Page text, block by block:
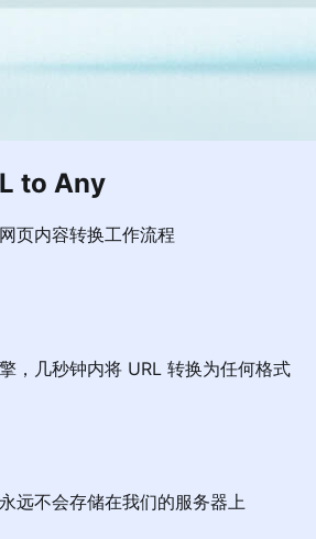
to Any
页内容转换工作流程
，几秒钟内将 URL 转换为任何格式
远不会存储在我们的服务器上